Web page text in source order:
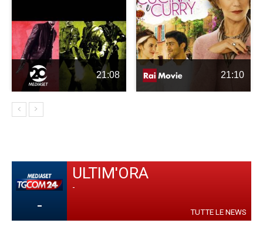
21:08 21:10
-
ULTIM'ORA
-
TUTTE LE NEWS